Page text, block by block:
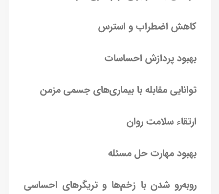
کاهش اضطراب و استرس
بهبود پردازش احساسات
توانایی مقابله با بیماری‌های جسمی مزمن
ارتقاء سلامت روان
بهبود مهارت حل مسئله
روبه‌رو شدن با زخم‌ها و تریگرهای احساسی